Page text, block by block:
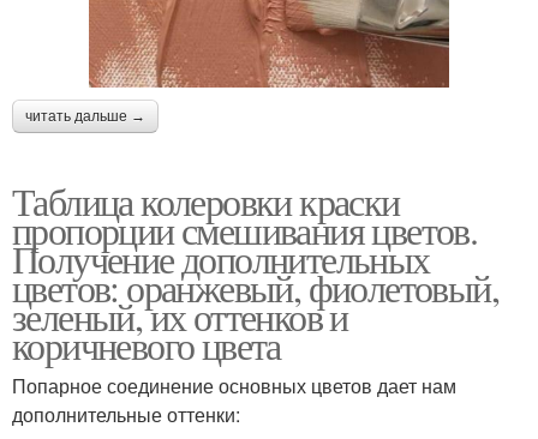
читать дальше →
Таблица колеровки краски
пропорции смешивания цветов.
Получение дополнительных
цветов: оранжевый, фиолетовый,
зеленый, их оттенков и
коричневого цвета
Попарное соединение основных цветов дает нам
дополнительные оттенки: